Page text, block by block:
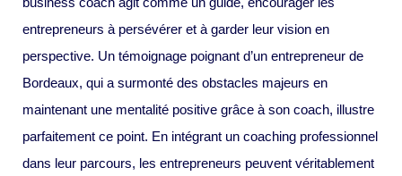
entrepreneurs à persévérer et à garder leur vision en
perspective. Un témoignage poignant d’un entrepreneur de
Bordeaux, qui a surmonté des obstacles majeurs en
maintenant une mentalité positive grâce à son coach, illustre
parfaitement ce point. En intégrant un coaching professionnel
dans leur parcours, les entrepreneurs peuvent véritablement